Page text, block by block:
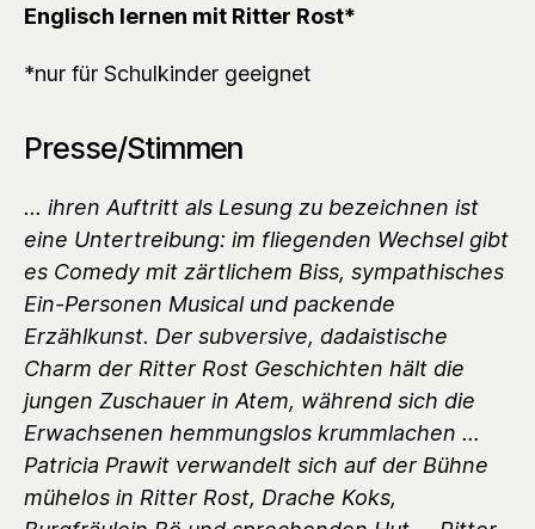
Englisch lernen mit Ritter Rost*
*nur für Schulkinder geeignet
Presse/Stimmen
... ihren Auftritt als Lesung zu bezeichnen ist
eine Untertreibung: im fliegenden Wechsel gibt
es Comedy mit zärtlichem Biss, sympathisches
Ein-Personen Musical und packende
Erzählkunst. Der subversive, dadaistische
Charm der Ritter Rost Geschichten hält die
jungen Zuschauer in Atem, während sich die
Erwachsenen hemmungslos krummlachen …
Patricia Prawit verwandelt sich auf der Bühne
mühelos in Ritter Rost, Drache Koks,